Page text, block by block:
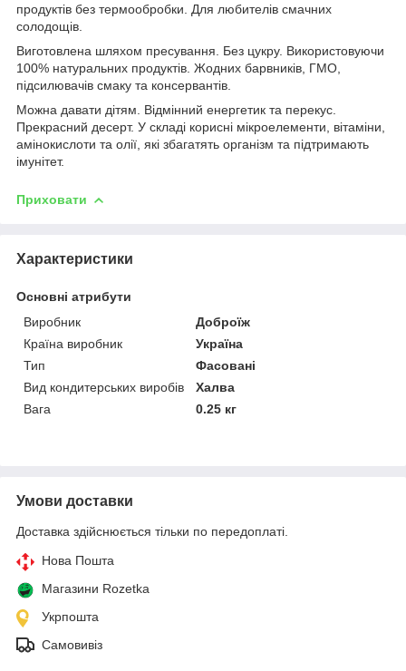
продуктів без термообробки. Для любителів смачних
солодощів.
Виготовлена шляхом пресування. Без цукру. Використовуючи
100% натуральних продуктів. Жодних барвників, ГМО,
підсилювачів смаку та консервантів.
Можна давати дітям. Відмінний енергетик та перекус.
Прекрасний десерт. У складі корисні мікроелементи, вітаміни,
амінокислоти та олії, які збагатять організм та підтримають
імунітет.
Приховати
Характеристики
Основні атрибути
Виробник
Доброїж
Країна виробник
Україна
Тип
Фасовані
Вид кондитерських виробів
Халва
Вага
0.25 кг
Умови доставки
Доставка здійснюється тільки по передоплаті.
Нова Пошта
Магазини Rozetka
Укрпошта
Самовивіз